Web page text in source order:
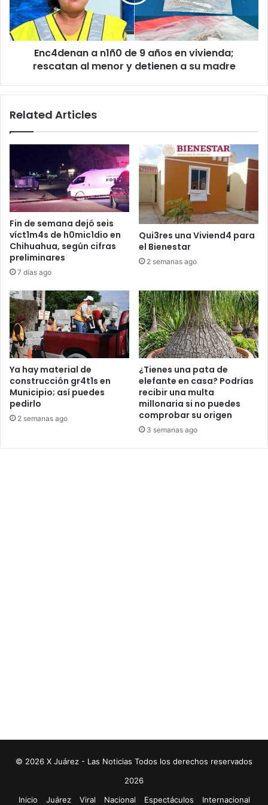
en
vivienda;
rescatan
su
Enc4denan a n1ñ0 de 9 años en vivienda;
rescatan al menor y detienen a su madre
Related Articles
Fin de semana dejó seis
víct1m4s de h0mic1dio en
Chihuahua, según cifras
preliminares
7 días ago
Qui3res una Viviend4 para
el Bienestar
2 semanas ago
Ya hay material de
construcción gr4t1s en
Municipio; así puedes
pedirlo
2 semanas ago
¿Tienes una pata de
elefante en casa? Podrías
recibir una multa
millonaria si no puedes
comprobar su origen
3 semanas ago
© 2026 X Juárez - Las Noticias Todos los derechos reservados
2026
Inicio
Juárez Viral Nacional Espectáculos Internacional